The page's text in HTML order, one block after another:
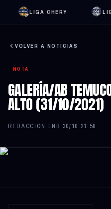
LIGA CHERY
VOLVER A NOTICIAS
NOTA
GALERÍA/AB
ALTO (31/10/2021)
REDACCIÓN LNB· 30/10 21:58